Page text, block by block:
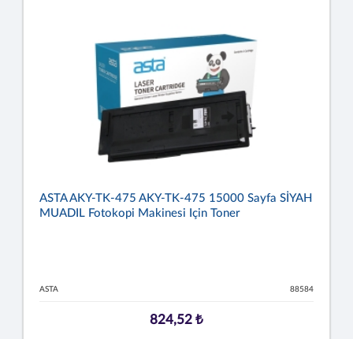
ASTA AKY-TK-475 AKY-TK-475 15000 Sayfa SİYAH
MUADIL Fotokopi Makinesi Için Toner
ASTA 88584
824,52 ₺